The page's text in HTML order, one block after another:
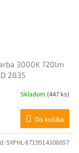
3000K 720lm
2835
Skladom (447 ks)
Do košíka
5XPHL-8719514308657